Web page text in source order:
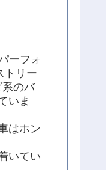
ーフォ
トリー
のバ
いま
はホン
いてい